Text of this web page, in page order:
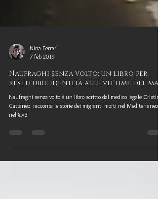
7 feb 2019
Naufraghi senza volto: un libro per
restituire identità alle vittime del
Naufraghi senza volto è un libro scritto dal medico legale
nell&#3